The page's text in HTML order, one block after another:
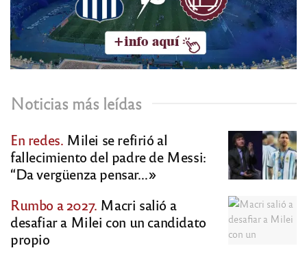
Noticias más leídas
En redes. Milei se refirió al
fallecimiento del padre de Messi:
“Da vergüenza pensar…»
Rumbo a 2027. Macri salió a
desafiar a Milei con un candidato
propio